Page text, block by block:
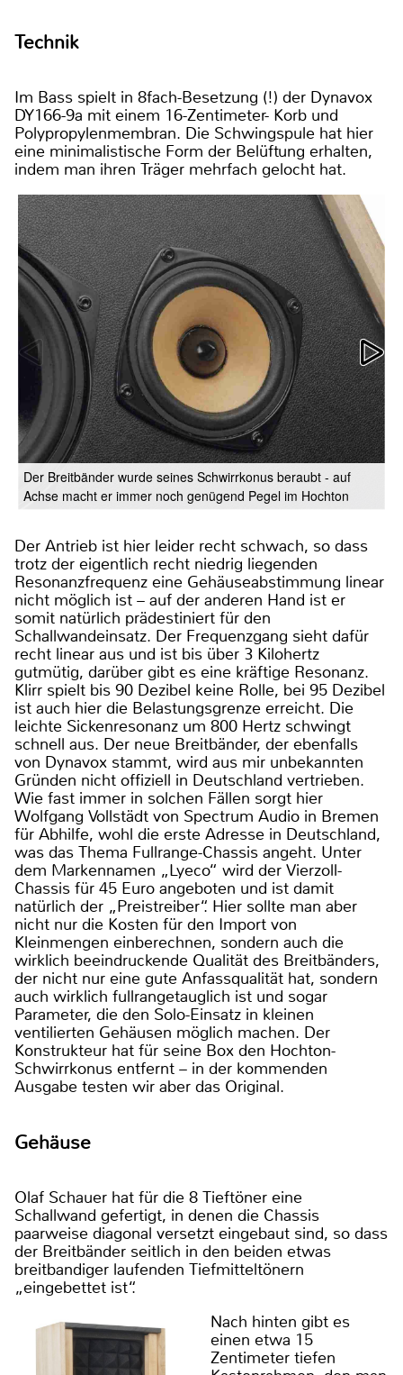
Technik
Im Bass spielt in 8fach-Besetzung (!) der Dynavox
DY166-9a mit einem 16-Zentimeter- Korb und
Polypropylenmembran. Die Schwingspule hat hier
eine minimalistische Form der Belüftung erhalten,
indem man ihren Träger mehrfach gelocht hat.
Der Breitbänder wurde seines Schwirrkonus beraubt - auf
Achse macht er immer noch genügend Pegel im Hochton
Der Antrieb ist hier leider recht schwach, so dass
trotz der eigentlich recht niedrig liegenden
Resonanzfrequenz eine Gehäuseabstimmung linear
nicht möglich ist – auf der anderen Hand ist er
somit natürlich prädestiniert für den
Schallwandeinsatz. Der Frequenzgang sieht dafür
recht linear aus und ist bis über 3 Kilohertz
gutmütig, darüber gibt es eine kräftige Resonanz.
Klirr spielt bis 90 Dezibel keine Rolle, bei 95 Dezibel
ist auch hier die Belastungsgrenze erreicht. Die
leichte Sickenresonanz um 800 Hertz schwingt
schnell aus. Der neue Breitbänder, der ebenfalls
von Dynavox stammt, wird aus mir unbekannten
Gründen nicht offiziell in Deutschland vertrieben.
Wie fast immer in solchen Fällen sorgt hier
Wolfgang Vollstädt von Spectrum Audio in Bremen
für Abhilfe, wohl die erste Adresse in Deutschland,
was das Thema Fullrange-Chassis angeht. Unter
dem Markennamen „Lyeco“ wird der Vierzoll-
Chassis für 45 Euro angeboten und ist damit
natürlich der „Preistreiber“. Hier sollte man aber
nicht nur die Kosten für den Import von
Kleinmengen einberechnen, sondern auch die
wirklich beeindruckende Qualität des Breitbänders,
der nicht nur eine gute Anfassqualität hat, sondern
auch wirklich fullrangetauglich ist und sogar
Parameter, die den Solo-Einsatz in kleinen
ventilierten Gehäusen möglich machen. Der
Konstrukteur hat für seine Box den Hochton-
Schwirrkonus entfernt – in der kommenden
Ausgabe testen wir aber das Original.
Gehäuse
Olaf Schauer hat für die 8 Tieftöner eine
Schallwand gefertigt, in denen die Chassis
paarweise diagonal versetzt eingebaut sind, so dass
der Breitbänder seitlich in den beiden etwas
breitbandiger laufenden Tiefmitteltönern
„eingebettet ist“.
Nach hinten gibt es
einen etwa 15
Zentimeter tiefen